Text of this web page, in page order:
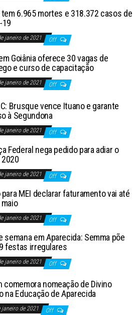
tem 6.965 mortes e 318.372 casos de
19
janeiro de 2021 Off
Goiânia oferece 30 vagas de
e curso de capacitação
janeiro de 2021 Off
Brusque vence Ituano e garante
à Segundona
janeiro de 2021 Off
Federal nega pedido para adiar o
2020
janeiro de 2021 Off
para MEI declarar faturamento vai até
janeiro de 2021 Off
semana em Aparecida: Semma põe
festas irregulares
janeiro de 2021 Off
comemora nomeação de Divino
na Educação de Aparecida
janeiro de 2021 Off